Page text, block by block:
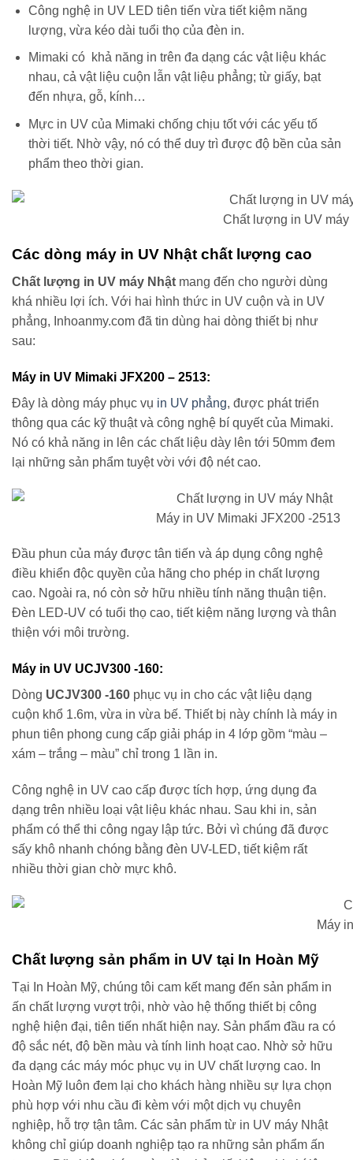
Công nghệ in UV LED tiên tiến vừa tiết kiệm năng
lượng, vừa kéo dài tuổi thọ của đèn in.
Mimaki có khả năng in trên đa dạng các vật liệu khác
nhau, cả vật liệu cuộn lẫn vật liệu phẳng; từ giấy, bạt
đến nhựa, gỗ, kính…
Mực in UV của Mimaki chống chịu tốt với các yếu tố
thời tiết. Nhờ vậy, nó có thể duy trì được độ bền của sản
phẩm theo thời gian.
Chất lượng in UV máy
Các dòng máy in UV Nhật chất lượng cao
Chất lượng in UV máy Nhật mang đến cho người dùng
khá nhiều lợi ích. Với hai hình thức in UV cuộn và in UV
phẳng, Inhoanmy.com đã tin dùng hai dòng thiết bị như
sau:
Máy in UV Mimaki JFX200 – 2513:
Đây là dòng máy phục vụ in UV phẳng, được phát triển
thông qua các kỹ thuật và công nghệ bí quyết của Mimaki.
Nó có khả năng in lên các chất liệu dày lên tới 50mm đem
lại những sản phẩm tuyệt vời với độ nét cao.
Máy in UV Mimaki JFX200 -2513
Đầu phun của máy được tân tiến và áp dụng công nghệ
điều khiển độc quyền của hãng cho phép in chất lượng
cao. Ngoài ra, nó còn sở hữu nhiều tính năng thuận tiện.
Đèn LED-UV có tuổi thọ cao, tiết kiệm năng lượng và thân
thiện với môi trường.
Máy in UV UCJV300 -160:
Dòng UCJV300 -160 phục vụ in cho các vật liệu dạng
cuộn khổ 1.6m, vừa in vừa bế. Thiết bị này chính là máy in
phun tiên phong cung cấp giải pháp in 4 lớp gồm “màu –
xám – trắng – màu” chỉ trong 1 lần in.
Công nghệ in UV cao cấp được tích hợp, ứng dụng đa
dạng trên nhiều loại vật liệu khác nhau. Sau khi in, sản
phẩm có thể thi công ngay lập tức. Bởi vì chúng đã được
sấy khô nhanh chóng bằng đèn UV-LED, tiết kiệm rất
nhiều thời gian chờ mực khô.
Máy
Chất lượng sản phẩm in UV tại In Hoàn Mỹ
Tại In Hoàn Mỹ, chúng tôi cam kết mang đến sản phẩm in
ấn chất lượng vượt trội, nhờ vào hệ thống thiết bị công
nghệ hiện đại, tiên tiến nhất hiện nay. Sản phẩm đầu ra có
độ sắc nét, độ bền màu và tính linh hoạt cao. Nhờ sở hữu
đa dạng các máy móc phục vụ in UV chất lượng cao. In
Hoàn Mỹ luôn đem lại cho khách hàng nhiều sự lựa chọn
phù hợp với nhu cầu đi kèm với một dịch vụ chuyên
nghiệp, hỗ trợ tận tâm. Các sản phẩm từ in UV máy Nhật
không chỉ giúp doanh nghiệp tạo ra những sản phẩm ấn